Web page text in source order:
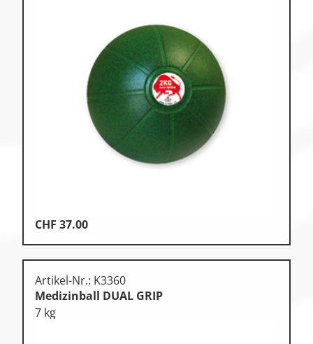
CHF 37.00
Artikel-Nr.: K3360
Medizinball DUAL GRIP
7 kg